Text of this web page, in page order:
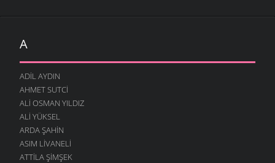
A
ADIL AYDIN
AHMET SUTCI
ALI OSMAN YILDIZ
ALI YÜKSEL
ARDA ŞAHIN
ASIM LIVANELI
ATTILA ŞIMŞEK